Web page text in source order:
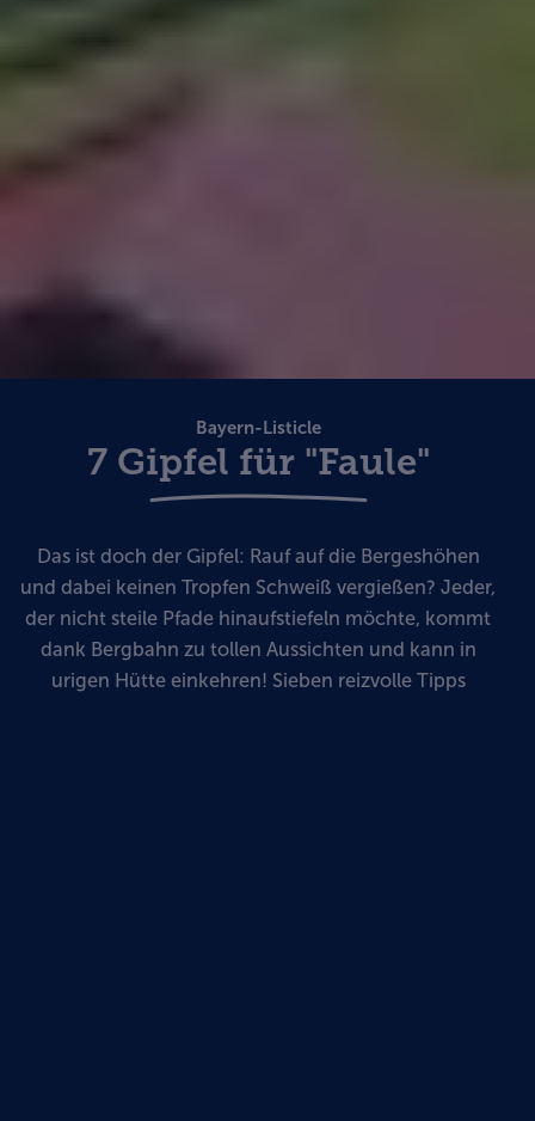
Bayern-Listicle
7 Gipfel für "Faule"
Das ist doch der Gipfel: Rauf auf die Bergeshöhen
und dabei keinen Tropfen Schweiß vergießen? Jeder,
der nicht steile Pfade hinaufstiefeln möchte, kommt
dank Bergbahn zu tollen Aussichten und kann in
urigen Hütte einkehren! Sieben reizvolle Tipps